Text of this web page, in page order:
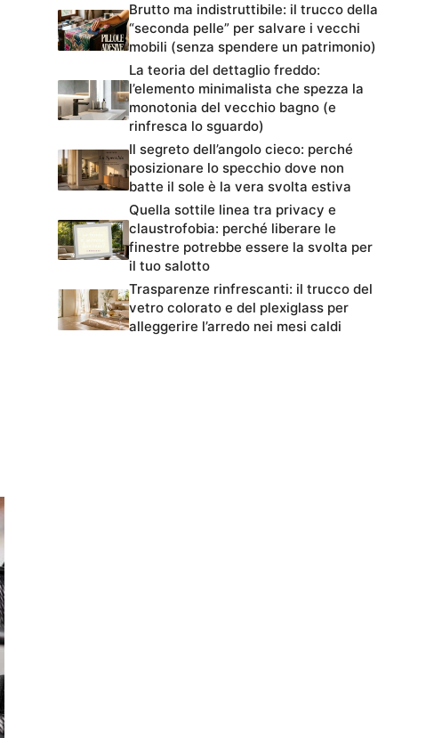
Brutto ma indistruttibile: il trucco della
“seconda pelle” per salvare i vecchi
mobili (senza spendere un patrimonio)
La teoria del dettaglio freddo:
l’elemento minimalista che spezza la
monotonia del vecchio bagno (e
rinfresca lo sguardo)
Il segreto dell’angolo cieco: perché
posizionare lo specchio dove non
batte il sole è la vera svolta estiva
Quella sottile linea tra privacy e
claustrofobia: perché liberare le
finestre potrebbe essere la svolta per
il tuo salotto
Trasparenze rinfrescanti: il trucco del
vetro colorato e del plexiglass per
alleggerire l’arredo nei mesi caldi